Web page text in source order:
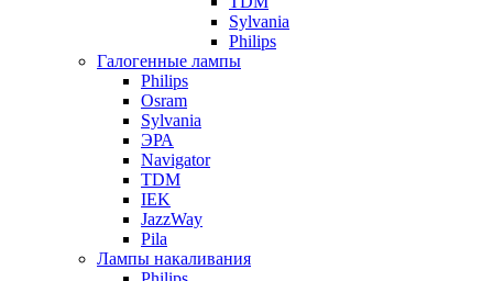
Sylvania
Philips
Галогенные лампы
Philips
Osram
Sylvania
ЭРА
Navigator
TDM
IEK
JazzWay
Pila
Лампы накаливания